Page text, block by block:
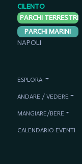
CILENTO
PARCHI TERRESTRI
PARCHI MARINI
NAPOLI
ESPLORA
ANDARE / VEDERE
MANGIARE/BERE
CALENDARIO EVENTI